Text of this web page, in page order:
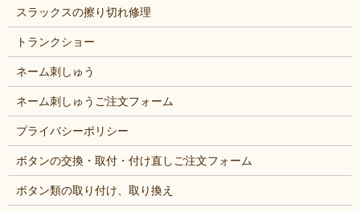
スラックスの擦り切れ修理
トランクショー
ネーム刺しゅう
ネーム刺しゅうご注文フォーム
プライバシーポリシー
ボタンの交換・取付・付け直しご注文フォーム
ボタン類の取り付け、取り換え